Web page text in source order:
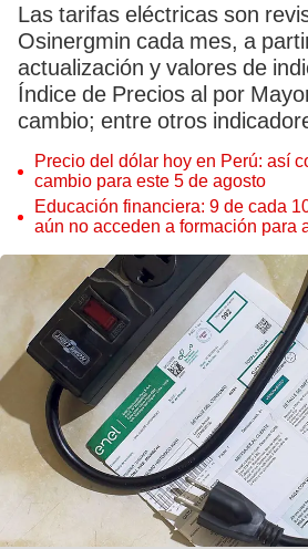
Las tarifas eléctricas son
Osinergmin cada mes, a
actualización y valores de
Índice de Precios al por
cambio; entre otros
Precio del dólar hoy en Perú: así
cambio para este 5 de agosto
Educación financiera: 9 de cada
aún no acceden a formación para